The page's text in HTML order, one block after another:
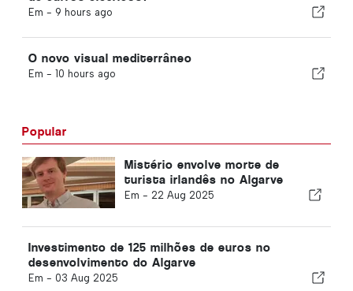
Em - 9 hours ago
O novo visual mediterrâneo
Em - 10 hours ago
Popular
Mistério envolve morte de
turista irlandês no Algarve
Em - 22 Aug 2025
Investimento de 125 milhões de euros no
desenvolvimento do Algarve
Em - 03 Aug 2025